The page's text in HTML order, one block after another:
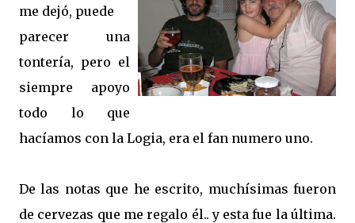
me dejó, puede
parecer una
tontería, pero el
siempre apoyo
todo lo que
hacíamos con la Logia, era el fan numero uno.
De las notas que he escrito, muchísimas fueron
de cervezas que me regalo él.. y esta fue la última.